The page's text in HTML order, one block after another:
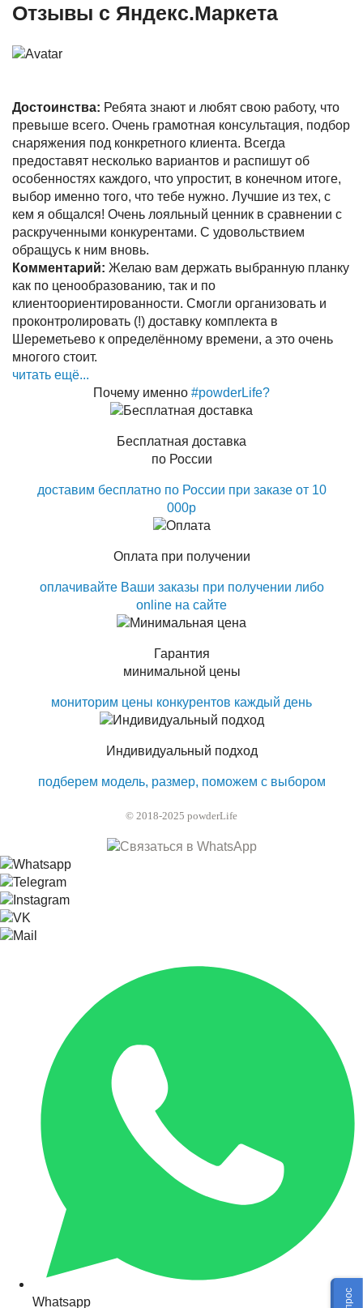
Отзывы с Яндекс.Маркета
Достоинства: Ребята знают и любят свою работу, что
превыше всего. Очень грамотная консультация, подбор
снаряжения под конкретного клиента. Всегда
предоставят несколько вариантов и распишут об
особенностях каждого, что упростит, в конечном итоге,
выбор именно того, что тебе нужно. Лучшие из тех, с
кем я общался! Очень лояльный ценник в сравнении с
раскрученными конкурентами. С удовольствием
обращусь к ним вновь.
Комментарий: Желаю вам держать выбранную планку
как по ценообразованию, так и по
клиентоориентированности. Смогли организовать и
проконтролировать (!) доставку комплекта в
Шереметьево к определённому времени, а это очень
многого стоит.
читать ещё...
Почему именно #powderLife?
Бесплатная доставка
по России
доставим бесплатно по России при заказе от 10
000р
Оплата при получении
оплачивайте Ваши заказы при получении либо
online на сайте
Гарантия
минимальной цены
мониторим цены конкурентов каждый день
Индивидуальный подход
подберем модель, размер, поможем с выбором
© 2018-2025 powderLife
Whatsapp